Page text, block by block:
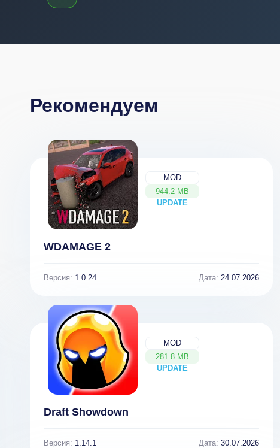
Рекомендуем
MOD
944.2 MB
UPDATE
NEW
WDAMAGE 2
Версия: 1.0.24 Дата: 24.07.2026
MOD
281.8 MB
UPDATE
NEW
Draft Showdown
Версия: 1.14.1 Дата: 30.07.2026